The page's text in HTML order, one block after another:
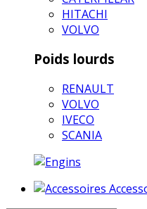
HITACHI
VOLVO
Poids lourds
RENAULT
VOLVO
IVECO
SCANIA